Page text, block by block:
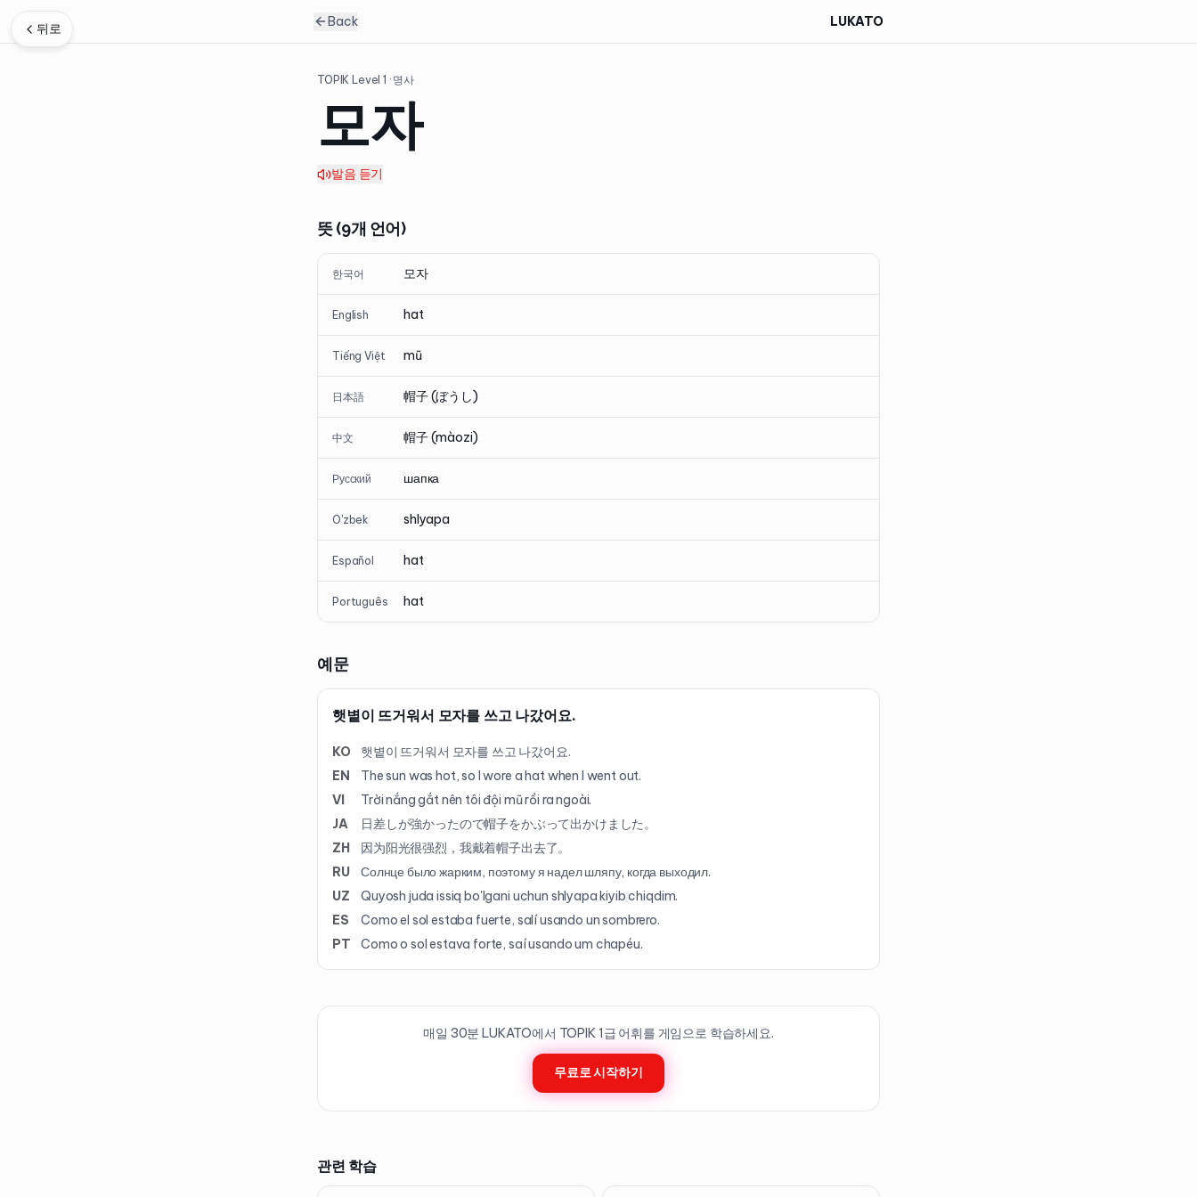
뒤로 Back LUKATO
TOPIK Level1 · 명사
모자
발음 듣기
뜻 (9개 언어)
한국어 모자
English hat
Tiếng Việt mũ
日本語 帽子 (ぼうし)
中文 帽子 (màozi)
Русский шапка
O'zbek shlyapa
Español hat
Português hat
예문
햇볕이 뜨거워서 모자를 쓰고 나갔어요.
KO
햇볕이 뜨거워서 모자를 쓰고 나갔어요.
EN
The sun was hot, so I wore a hat when I went out.
VI
Trời nắng gắt nên tôi đội mũ rồi ra ngoài.
JA
日差しが強かったので帽子をかぶって出かけました。
ZH
因为阳光很强烈，我戴着帽子出去了。
RU
Солнце было жарким, поэтому я надел шляпу, когда выходил.
UZ
Quyosh juda issiq bo'lgani uchun shlyapa kiyib chiqdim.
ES
Como el sol estaba fuerte, salí usando un sombrero.
PT
Como o sol estava forte, saí usando um chapéu.
매일 30분 LUKATO에서 TOPIK 1급 어휘를 게임으로 학습하세요.
무료로 시작하기
관련 학습